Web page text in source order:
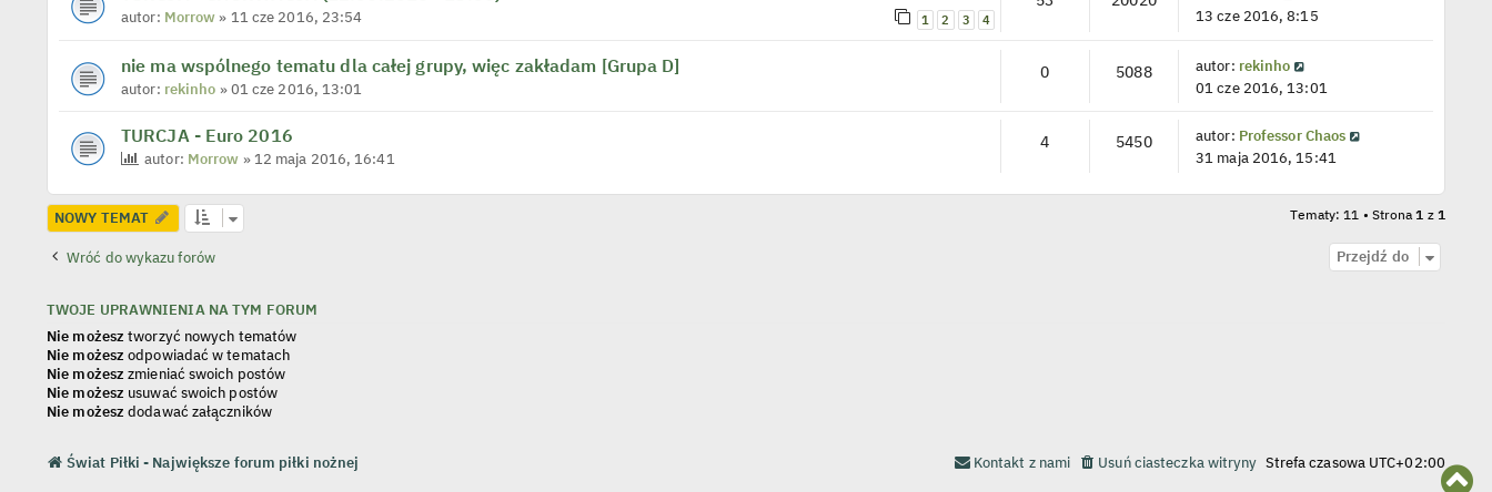
autor: Morrow» 11 cze 2016, 23:54 1 2 3 4
13 cze 2016, 8:15
nie ma wspólnego tematu dla całej grupy, więc zakładam [Grupa D]
autor: rekinho » 01 cze 2016, 13:01
0 5088 autor: rekinho
01 cze 2016, 13:01
TURCJA - Euro 2016
autor: Morrow » 12 maja 2016, 16:41
4 5450 autor: Professor Chaos
31 maja 2016, 15:41
NOWY TEMAT Tematy: 11 • Strona1 z 1
Wróć do wykazu forów Przejdź do
TWOJE UPRAWNIENIA NA TYM FORUM
Nie możesz tworzyć nowych tematów
Nie możesz odpowiadać w tematach
Nie możesz zmieniać swoich postów
Nie możesz usuwać swoich postów
Nie możesz dodawać załączników
N
Świat Piłki - Największe forum piłki nożnej Strefa czasowa UTC+02:00
Usuń ciasteczka witryny
Kontakt z nami